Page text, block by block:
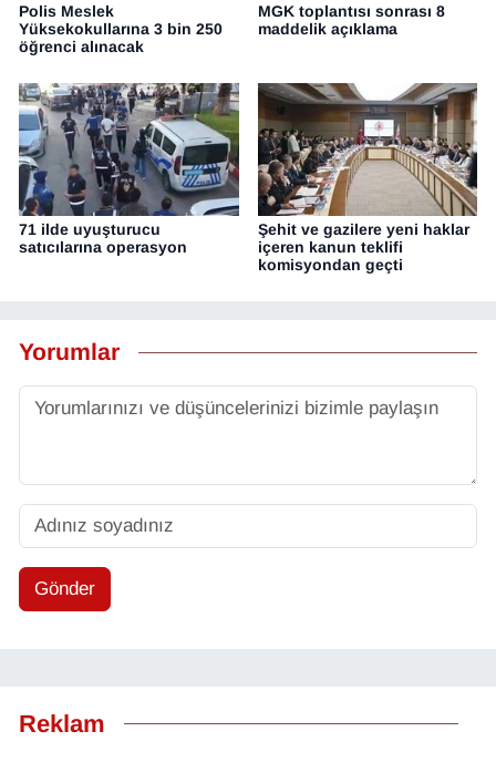
Polis Meslek
Yüksekokullarına 3 bin 250
öğrenci alınacak
MGK toplantısı sonrası 8
maddelik açıklama
71 ilde uyuşturucu
satıcılarına operasyon
Şehit ve gazilere yeni haklar
içeren kanun teklifi
komisyondan geçti
Yorumlar
Gönder
Reklam